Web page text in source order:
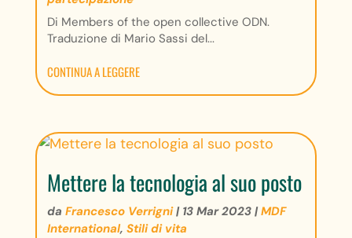
Di Members of the open collective ODN.
Traduzione di Mario Sassi del...
CONTINUA A LEGGERE
Mettere la tecnologia al suo posto
da Francesco Verrigni| 13 Mar 2023|MDF
International, Stili di vita